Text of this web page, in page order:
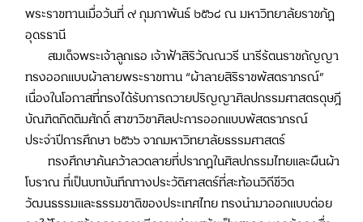
พระราชทานเมื่อวันที่ ๙ กุมภาพันธ์ ๒๕๖๘ ณ มหาวิทยาลัยราชภัฏ
อุดรธานี
สมเด็จพระเจ้าลูกเธอ เจ้าฟ้าสิริวัณณวรี นารีรัตนราชกัญญา
ทรงออกแบบผ้าลายพระราชทาน “ผ้าลายสิริราชพัสตราภรณ์”
เนื่องในโอกาสที่ทรงได้รับการถวายปริญญาศิลปกรรมศาสตรดุษฎี
บัณฑิตกิตติมศักดิ์ สาขาวิชาศิลปะการออกแบบพัสตราภรณ์
ประจำปีการศึกษา ๒๕๖๖ จากมหาวิทยาลัยธรรมศาสตร์
ทรงศึกษาค้นคว้าลวดลายที่ปรากฏในศิลปกรรมไทยและผืนผ้า
โบราณ ที่เป็นบทบันทึกทางประวัติศาสตร์ที่สะท้อนวิถีชีวิต
วัฒนธรรมและธรรมชาติของประเทศไทย ทรงนำมาออกแบบต่อย